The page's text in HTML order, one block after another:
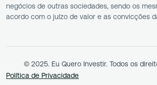
negócios de outras sociedades, sendo os
acordo com o juízo de valor e as convicções
© 2025. Eu Quero Investir. Todos os
Política de Privacidade